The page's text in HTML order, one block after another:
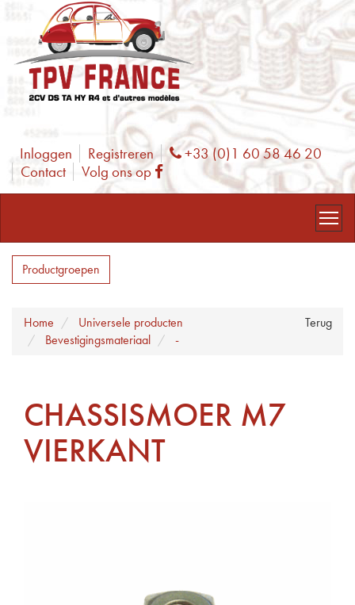
Inloggen Registreren Phone
+33 (0)1 60 58 46 20
Contact
Volg ons op Facebook
Productgroepen
Terug
Home
Universele producten
Bevestigingsmateriaal
-
CHASSISMOER M7
VIERKANT